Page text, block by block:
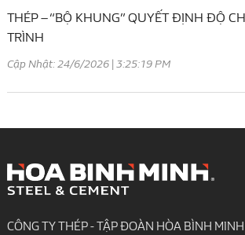
THÉP – “BỘ KHUNG” QUYẾT ĐỊNH ĐỘ
TRÌNH
Cập Nhật: 24/6/2026 | 3:25:19 PM
CÔNG TY THÉP - TẬP ĐOÀN HÒA BÌNH MINH